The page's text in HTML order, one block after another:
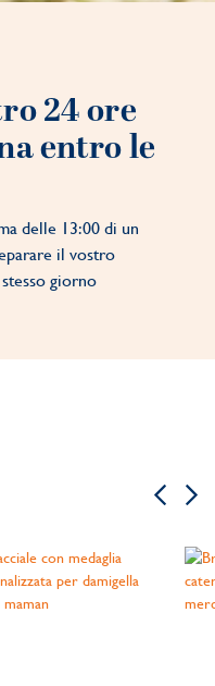
24 ore
entro le
delle 13:00 di un
il vostro
giorno